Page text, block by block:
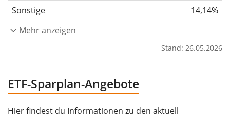
Sonstige
14,14%
Mehr anzeigen
Stand: 26.05.2026
ETF-Sparplan-Angebote
Hier findest du Informationen zu den aktuell